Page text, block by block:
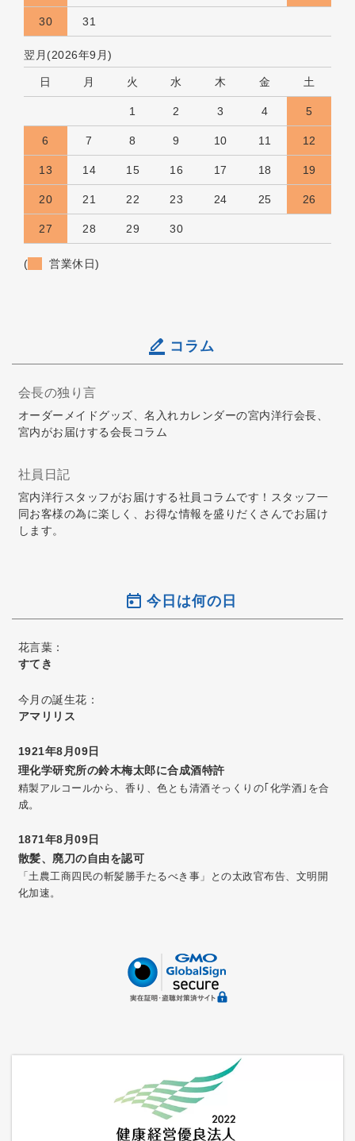
30 31
翌月(2026年9月)
日 月 火 水 木 金 土
1 2 3 4 5
6 7 8 9 10 11 12
13 14 15 16 17 18 19
20 21 22 23 24 25 26
27 28 29 30
( 営業休日)
コラム
会長の独り言
オーダーメイドグッズ、名入れカレンダーの宮内洋行会長、
宮内がお届けする会長コラム
社員日記
宮内洋行スタッフがお届けする社員コラムです！スタッフ一
同お客様の為に楽しく、お得な情報を盛りだくさんでお届け
します。
今日は何の日
花言葉：
すてき
今月の誕生花：
アマリリス
1921年8月09日
理化学研究所の鈴木梅太郎に合成酒特許
精製アルコールから、香り、色とも清酒そっくりの｢化学酒｣を合
成。
1871年8月09日
散髪、廃刀の自由を認可
「土農工商四民の斬髪勝手たるべき事」との太政官布告、文明開
化加速。